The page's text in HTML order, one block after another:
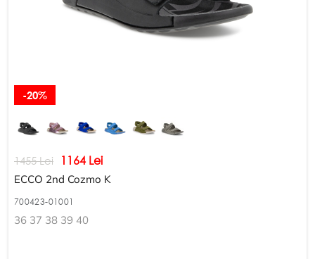
-20%
1455 Lei 1164 Lei
ECCO 2nd Cozmo K
700423-01001
36 37 38 39 40